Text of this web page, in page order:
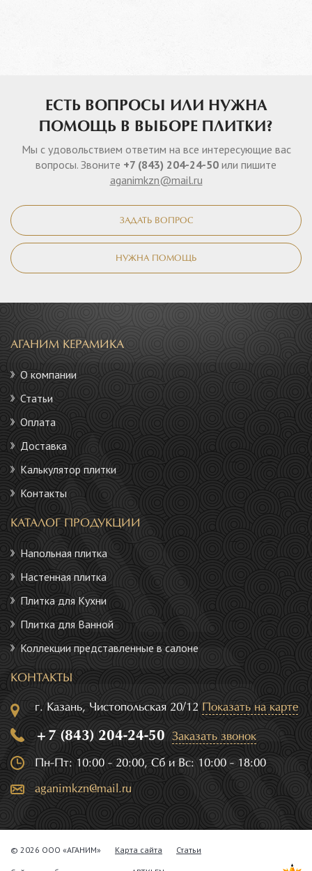
ЕСТЬ ВОПРОСЫ ИЛИ НУЖНА
ПОМОЩЬ В ВЫБОРЕ ПЛИТКИ?
Мы с удовольствием ответим на все интересующие вас
вопросы. Звоните +7 (843) 204-24-50 или пишите
aganimkzn@mail.ru
ЗАДАТЬ ВОПРОС
НУЖНА ПОМОЩЬ
АГАНИМ КЕРАМИКА
О компании
Статьи
Оплата
Доставка
Калькулятор плитки
Контакты
КАТАЛОГ ПРОДУКЦИИ
Напольная плитка
Настенная плитка
Плитка для Кухни
Плитка для Ванной
Коллекции представленные в салоне
КОНТАКТЫ
г. Казань, Чистопольская 20/12 Показать на карте
+7 (843) 204-24-50 Заказать звонок
Пн-Пт: 10:00 - 20:00, Сб и Вс: 10:00 - 18:00
aganimkzn@mail.ru
© 2026 ООО «АГАНИМ» Карта сайта Статьи